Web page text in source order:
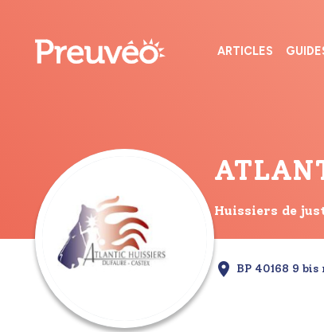
ARTICLES
Huissiers de
BP 40168 9 bis